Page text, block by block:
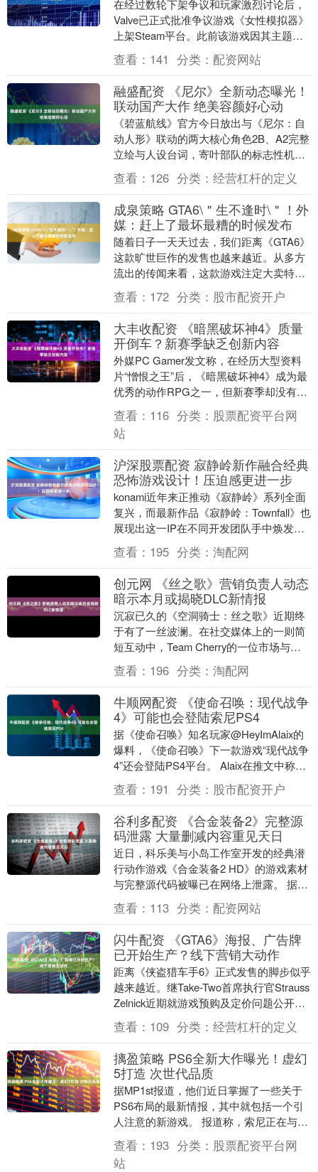
在经过数轮下架争议和玩家激烈讨论后，
Valve已正式批准争议游戏《女性模拟器》
上架Steam平台。此前该游戏因其主题内
容多次遭到用户投诉和下架呼吁，如今终
于获得....
查看： 141 分类： 配资网站
融盛配资 《尼尔》全新动态曝光！
联动国产大作 绝美容颜好心动
《碧蓝航线》官方今日放出与《尼尔：自
动人形》联动的两大核心角色2B、A2完整
立绘与人设台词，寄叶部队的标志性机械
人形即将登陆港区。 官方分别公布两位角
色档案：五....
查看： 126 分类： 经营杠杆的定义
成泉策略 GTA6\＂生不逢时\＂！外
媒：赶上了最坏最糟的时候发布
随着日子一天天过去，我们距离《GTA6》
这款旷世巨作的发售也越来越近。从多方
流出的传闻来看，这款游戏注定大卖特
卖，但近日，外媒JeuxVideo却撰写了一篇
专栏....
查看： 172 分类： 股市配资开户
大丰收配资 《暗黑破坏神4》质量
开倒车？新赛季缺乏创新内容
外媒PC Gamer发文称，在经历大型资料
片“憎恨之王”后，《暗黑破坏神4》成为最
优秀的动作RPG之一，但新赛季却没有承
接住之前的内容。 文章提到，“憎恨之
王”....
查看： 116 分类： 股票配资平台网
站
沪深股票配资 寂静岭新作融合经典
恐怖游戏设计！压迫感更进一步
konami近年来正推动《寂静岭》系列全面
复兴，而最新作品《寂静岭：Townfall》也
展现出这一IP在不同开发团队手中焕发的
新生命力。根据IGN报道，本作由曾....
查看： 195 分类： 淘配网
创元网 《丝之歌》营销负责人动态
暗示本月或揭晓DLC新情报
沉寂已久的《空洞骑士：丝之歌》近期终
于有了一丝波澜。在社交媒体上的一则简
短互动中，Team Cherry的一位市场与发
行负责人以一种极其隐晦的方式回应了粉
丝关于....
查看： 196 分类： 淘配网
牛顺网配资 《使命召唤：现代战争
4》可能也会登陆索尼PS4
据《使命召唤》知名玩家@HeyImAlaix的
爆料，《使命召唤》下一款游戏“现代战争
4”还会登陆PS4平台。 Alaix在推文中称
《使命召唤：现代战争4》正在索....
查看： 191 分类： 股市配资开户
谷利多配资 《合金装备2》完整源
码泄露 大量删减内容重见天日
近日，科乐美与小岛工作室开发的经典潜
行动作游戏《合金装备2 HD》的游戏素材
与完整源代码被曝已在网络上泄露。 据多
位知名MOD制作者在社交媒体上确认，此
次泄露的....
查看： 113 分类： 配资网站
闪牛配资 《GTA6》海报、广告牌
已开始生产？线下营销大动作
距离《侠盗猎车手6》正式发售的脚步似乎
越来越近。继Take-Two首席执行官Strauss
Zelnick近期就游戏预购及定价问题公开发
声后，最新迹象表明，Ro....
查看： 109 分类： 经营杠杆的定义
摛盈策略 PS6全新大作曝光！虚幻
5打造 次世代品质
据MP1st报道，他们近日掌握了一些关于
PS6布局的最新情报，其中就包括一个引
人注意的新游戏。 报道称，索尼正在与另
一家工作室合作，开发一款采用“沉浸式第
三人称....
查看： 193 分类： 股票配资平台网
站